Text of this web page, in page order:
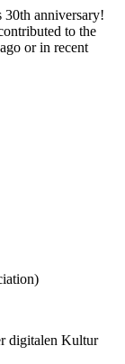
30th anniversary!
to the
or in recent
digitalen Kultur